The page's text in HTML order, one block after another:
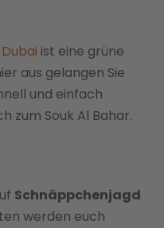
ist eine grüne
aus gelangen Sie
und einfach
zum Souk Al Bahar.
Schnäppchenjagd
werden euch